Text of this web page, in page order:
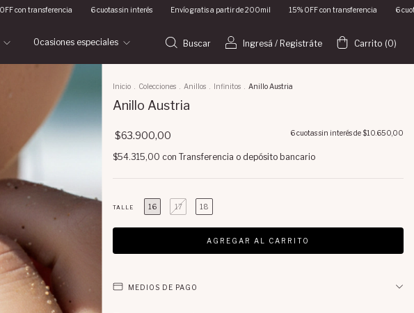
6 cuotas sin interés Envío gratis a partir de 200mil 15% OFF con transferencia 6 cuotas sin interés
Ocasiones especiales Buscar Ingresá / Registráte Carrito (0)
Inicio Colecciones Anillos Infinitos Anillo Austria
Anillo Austria
$63.900,00 6cuotas sin interés de$10.650,00
$54.315,00 con Transferencia o depósito bancario
TALLE 16 17 18
MEDIOS DE PAGO